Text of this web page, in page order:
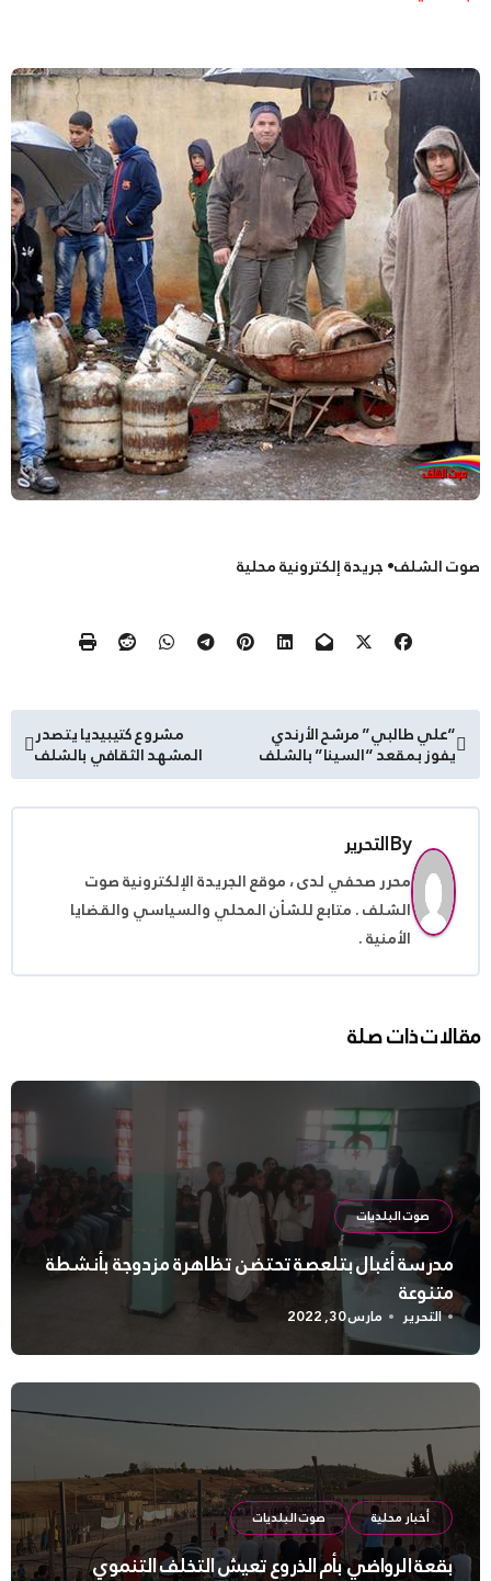
صوت الشلف• جريدة إلكترونية محلية
تصفّح
المقالات
“علي طالبي” مرشح الأرندي
يفوز بمقعد “السينا” بالشلف
مشروع كتيبيديا يتصدر
المشهد الثقافي بالشلف
Byالتحرير
محرر صحفي لدى ، موقع الجريدة الإلكترونية صوت
الشلف . متابع للشأن المحلي والسياسي والقضايا
الأمنية .
مقالات ذات صلة
صوت البلديات
مدرسة أغبال بتلعصة تحتضن تظاهرة مزدوجة بأنشطة
متنوعة
التحرير مارس 30, 2022
أخبار محلية صوت البلديات
بقعة الرواضي بأم الذروع تعيش التخلف التنموي